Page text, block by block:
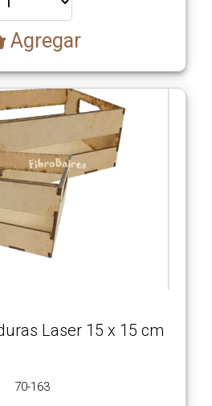
Agregar
Laser 15 x 15 cm
70-163